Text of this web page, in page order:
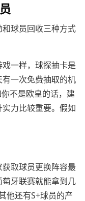
球员回收三种方式
一样，球探抽卡是
一次免费抽取的机
不是欧皇的话，建
力比较重要。假如
取球员更换阵容最
牙联赛就能拿到几
他还有S+球员的产